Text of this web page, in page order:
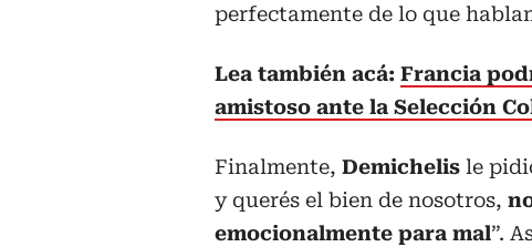
perfectamente de lo que
Lea también acá: Francia
amistoso ante la Selección
Finalmente, Demichelis le
y querés el bien de nosotros,
emocionalmente para mal”.